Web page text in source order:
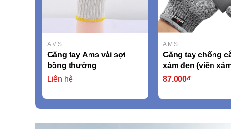
AMS
Găng tay Ams vải sợi
bông thường
Liên hệ
AMS
Găng tay chống
xám đen (viền
AMSCR379 EN 388
87.000₫